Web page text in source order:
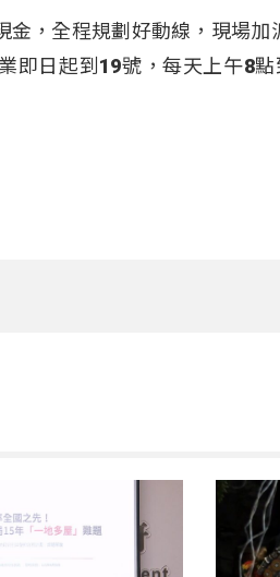
金，全程規劃好動線，現場
即日起到19號，每天上午8